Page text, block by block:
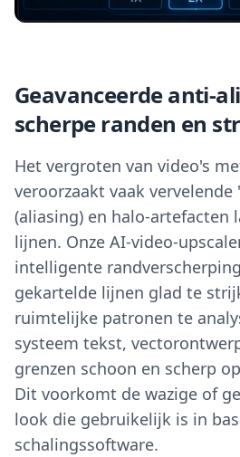
Geavanceerde anti-
scherpe randen en
Het vergroten van video's
veroorzaakt vaak
(aliasing) en halo-artefacten
lijnen. Onze AI-video-
intelligente
gekartelde lijnen glad te
ruimtelijke patronen te
systeem tekst,
grenzen schoon en scherp
Dit voorkomt de wazige of
look die gebruikelijk is in
schalingssoftware.